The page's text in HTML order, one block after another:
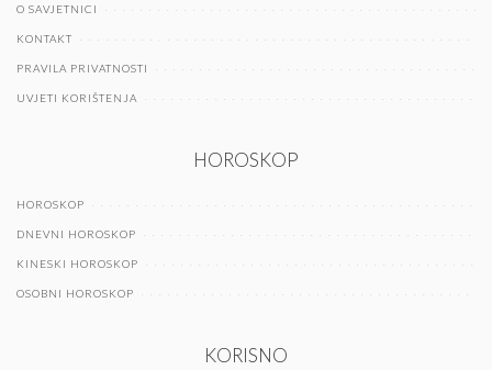
O SAVJETNICI
KONTAKT
PRAVILA PRIVATNOSTI
UVJETI KORIŠTENJA
HOROSKOP
HOROSKOP
DNEVNI HOROSKOP
KINESKI HOROSKOP
OSOBNI HOROSKOP
KORISNO